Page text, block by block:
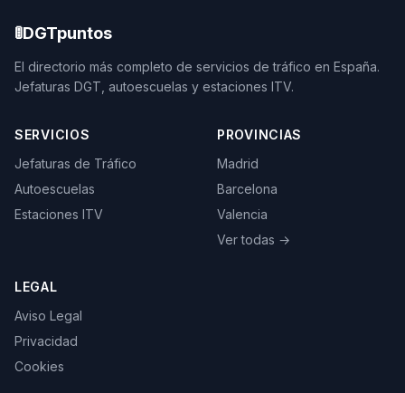
🚦DGTpuntos
El directorio más completo de servicios de tráfico en España.
Jefaturas DGT, autoescuelas y estaciones ITV.
SERVICIOS
Jefaturas de Tráfico
Autoescuelas
Estaciones ITV
PROVINCIAS
Madrid
Barcelona
Valencia
Ver todas →
LEGAL
Aviso Legal
Privacidad
Cookies